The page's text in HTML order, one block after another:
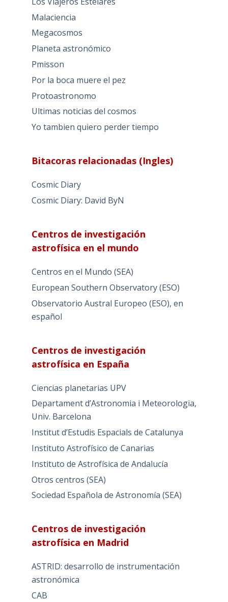
Malaciencia
Megacosmos
Planeta astronómico
Pmisson
Por la boca muere el pez
Protoastronomo
Ultimas noticias del cosmos
Yo tambien quiero perder tiempo
Bitacoras relacionadas (Ingles)
Cosmic Diary
Cosmic Diary: David ByN
Centros de investigación
astrofísica en el mundo
Centros en el Mundo (SEA)
European Southern Observatory (ESO)
Observatorio Austral Europeo (ESO), en
español
Centros de investigación
astrofísica en España
Ciencias planetarias UPV
Departament d’Astronomia i Meteorologia,
Univ. Barcelona
Institut d’Estudis Espacials de Catalunya
Instituto Astrofísico de Canarias
Instituto de Astrofísica de Andalucía
Otros centros (SEA)
Sociedad Española de Astronomía (SEA)
Centros de investigación
astrofísica en Madrid
ASTRID: desarrollo de instrumentación
astronómica
CAB